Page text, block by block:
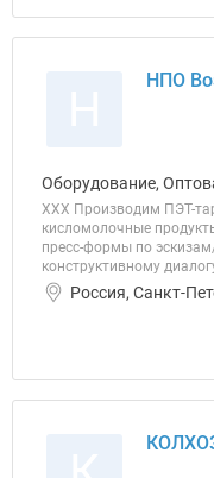
НПО
Оборудование,
ХХХ Производим ПЭТ-
кисломолочные
пресс-формы по
конструктивному
Россия, Санкт-